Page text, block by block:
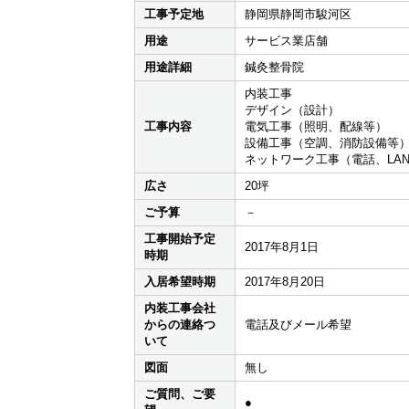
工事予定地
静岡県静岡市駿河区
用途
サービス業店舗
用途詳細
鍼灸整骨院
工事内容
内装工事
デザイン（設計）
電気工事（照明、配線等）
設備工事（空調、消防設備等
ネットワーク工事（電話、
広さ
20坪
ご予算
－
工事開始予定
時期
2017年8月1日
入居希望時期
2017年8月20日
内装工事会社
からの連絡つ
いて
電話及びメール希望
図面
無し
ご質問、ご要
●